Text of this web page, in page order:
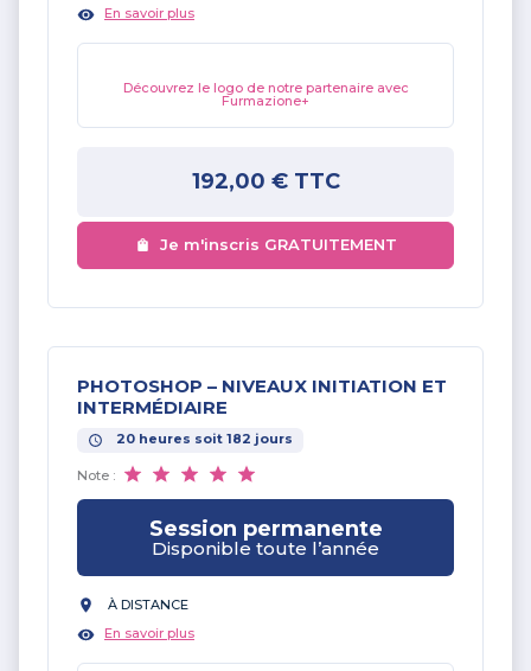
En savoir plus
Découvrez le logo de notre partenaire avec
Furmazione+
192,00 €TTC
Je m'inscris GRATUITEMENT
PHOTOSHOP – NIVEAUX INITIATION ET
INTERMÉDIAIRE
20 heures soit 182 jours
Note :
Session permanente
Disponible toute l’année
À DISTANCE
En savoir plus